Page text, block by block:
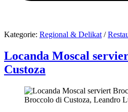
Kategorie: Regional & Delikat/
Locanda Moscal
Custoza
Broccolo di Custoza, Leandro